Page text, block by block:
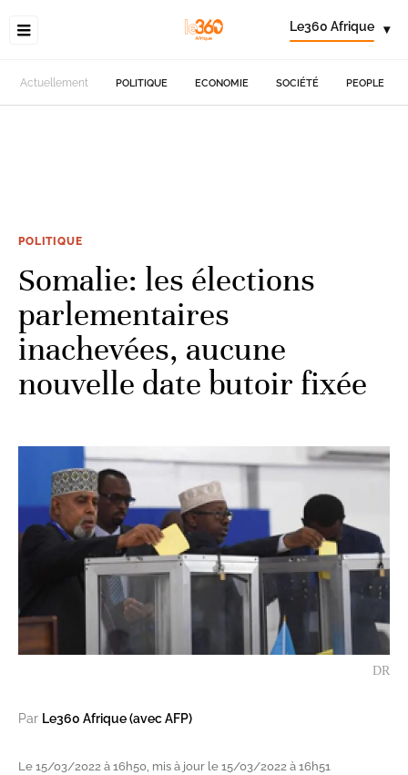
Le360 Afrique ▾
Actuellement POLITIQUE ECONOMIE SOCIÉTÉ PEOPLE
POLITIQUE
Somalie: les élections
parlementaires
inachevées, aucune
nouvelle date butoir fixée
DR
Par Le360 Afrique (avec AFP)
Le 15/03/2022 à 16h50, mis à jour le 15/03/2022 à 16h51